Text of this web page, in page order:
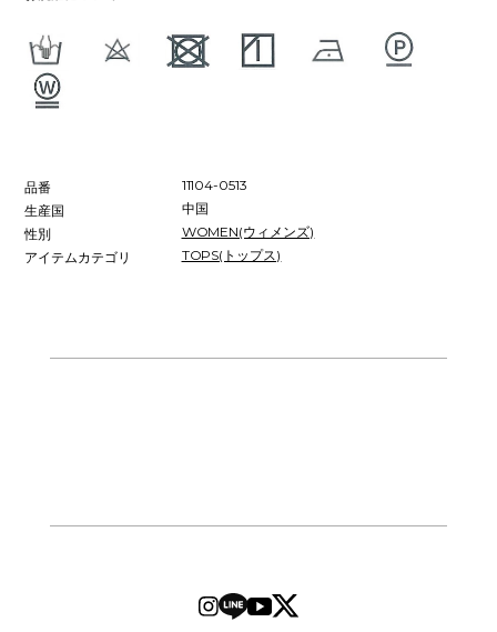
品番
11104-0513
生産国
中国
性別
WOMEN(ウィメンズ)
アイテムカテゴリ
TOPS(トップス)